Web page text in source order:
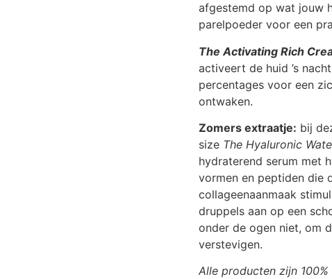
afgestemd op wat jouw
parelpoeder voor een
The Activating Rich
activeert de huid ’s
percentages voor een
ontwaken.
Zomers extraatje: bij
size The Hyaluronic
hydraterend serum met
vormen en peptiden die
collageenaanmaak
druppels aan op een
onder de ogen niet, om
verstevigen.
Alle producten zijn